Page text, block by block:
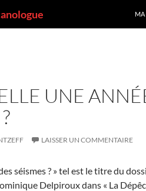
MA
UNE
LAISSER UN COMMENTAIRE
séismes ? » tel est le titre du
Delpiroux dans « La